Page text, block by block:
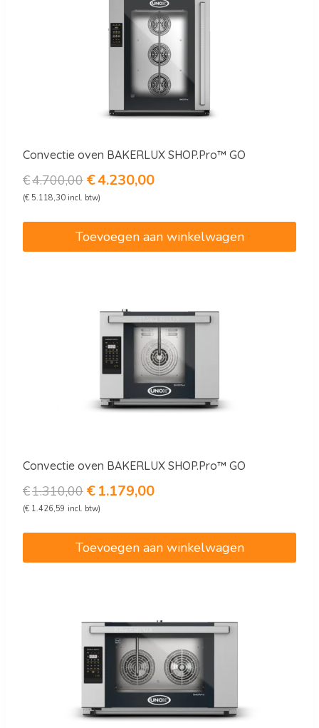
Convectie oven BAKERLUX SHOP.Pro™ GO
€4.700,00 Oorspronkelijke
prijs
was:
€4.700,00.
€4.230,00Huidige
€4.230,00.
(€ 5.118,30 incl. btw)
Toevoegen aan winkelwagen
Convectie oven BAKERLUX SHOP.Pro™ GO
€1.310,00 Oorspronkelijke
prijs
was:
€1.310,00.
€1.179,00Huidige
€1.179,00.
(€ 1.426,59 incl. btw)
Toevoegen aan winkelwagen